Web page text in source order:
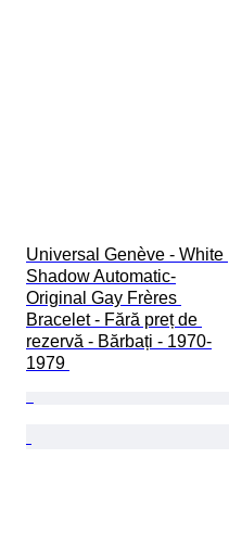
Universal Genève - White
Shadow Automatic-
Original Gay Frères
Bracelet - Fără preț de
rezervă - Bărbați - 1970-
1979